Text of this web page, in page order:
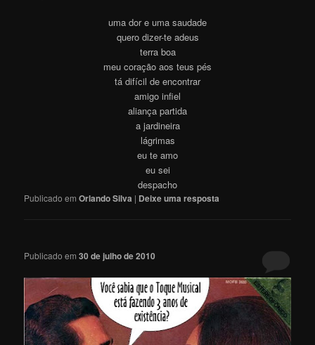
uma dor e uma saudade
quero dizer-te adeus
terra boa
meu coração aos teus pés
tá difícil de encontrar
amigo infiel
aliança partida
a jardineira
lágrimas
eu te amo
eu sei
despacho
Publicado em Orlando Silva | Deixe uma resposta
Publicado em30 de julho de 2010